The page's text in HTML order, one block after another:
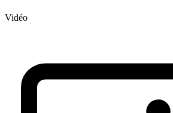
Vidéo